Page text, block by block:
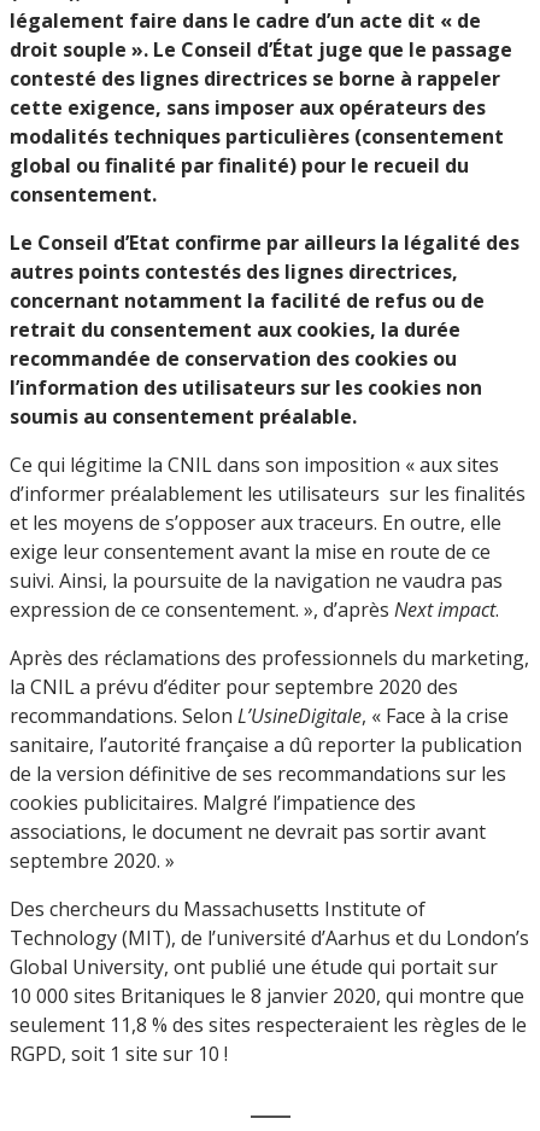
légalement faire dans le cadre d’un acte dit « de
droit souple ». Le Conseil d’État juge que le passage
contesté des lignes directrices se borne à rappeler
cette exigence, sans imposer aux opérateurs des
modalités techniques particulières (consentement
global ou finalité par finalité) pour le recueil du
consentement.
Le Conseil d’Etat confirme par ailleurs la légalité des
autres points contestés des lignes directrices,
concernant notamment la facilité de refus ou de
retrait du consentement aux cookies, la durée
recommandée de conservation des cookies ou
l’information des utilisateurs sur les cookies non
soumis au consentement préalable.
Ce qui légitime la CNIL dans son imposition « aux sites
d’informer préalablement les utilisateurs sur les finalités
et les moyens de s’opposer aux traceurs. En outre, elle
exige leur consentement avant la mise en route de ce
suivi. Ainsi, la poursuite de la navigation ne vaudra pas
expression de ce consentement. », d’après Next impact.
Après des réclamations des professionnels du marketing,
la CNIL a prévu d’éditer pour septembre 2020 des
recommandations. Selon L’UsineDigitale, « Face à la crise
sanitaire, l’autorité française a dû reporter la publication
de la version définitive de ses recommandations sur les
cookies publicitaires. Malgré l’impatience des
associations, le document ne devrait pas sortir avant
septembre 2020. »
Des chercheurs du Massachusetts Institute of
Technology (MIT), de l’université d’Aarhus et du London’s
Global University, ont publié une étude qui portait sur
10 000 sites Britaniques le 8 janvier 2020, qui montre que
seulement 11,8 % des sites respecteraient les règles de le
RGPD, soit 1 site sur 10 !